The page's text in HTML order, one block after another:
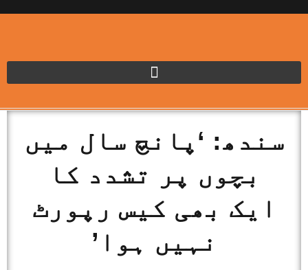
سندھ: ‘پانچ سال میں
بچوں پر تشدد کا
ایک بھی کیس رپورٹ
نہیں ہوا’